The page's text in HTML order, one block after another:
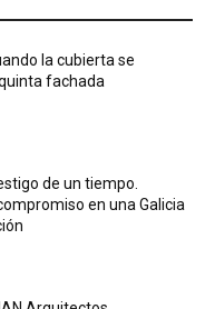
la cubierta se
fachada
de un tiempo.
en una Galicia